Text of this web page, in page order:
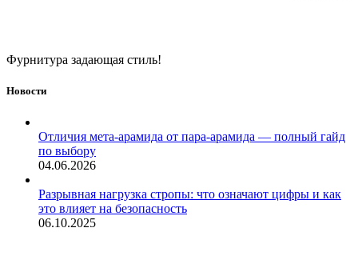
Фурнитура задающая стиль!
Новости
Отличия мета-арамида от пара-арамида — полный гайд
по выбору
04.06.2026
Разрывная нагрузка стропы: что означают цифры и как
это влияет на безопасность
06.10.2025